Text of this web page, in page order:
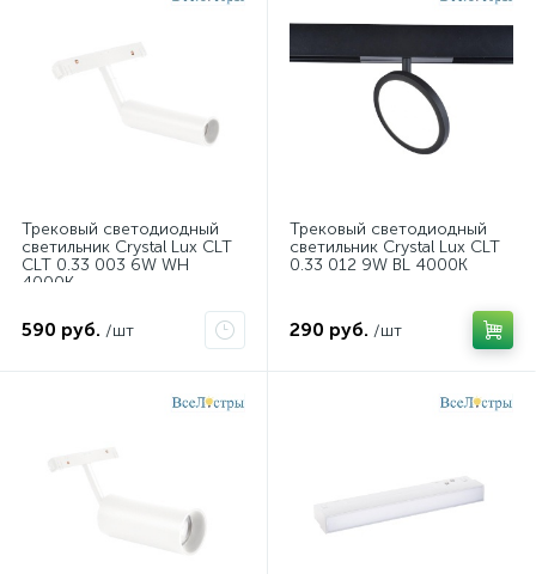
Трековый светодиодный
светильник Crystal Lux CLT
CLT 0.33 003 6W WH
4000К
590 руб. /шт
Трековый светодиодный
светильник Crystal Lux CLT
0.33 012 9W BL 4000K
290 руб. /шт